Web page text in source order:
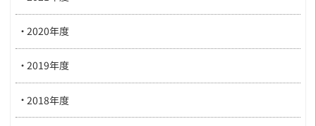
2020年度
2019年度
2018年度